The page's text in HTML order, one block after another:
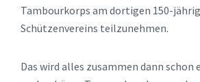
Tambourkorps am dortigen 150-
Schützenvereins teilzunehmen.
Das wird alles zusammen dann schon